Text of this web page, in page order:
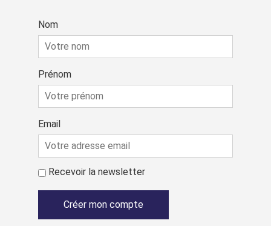
Nom
Prénom
Email
Recevoir la newsletter